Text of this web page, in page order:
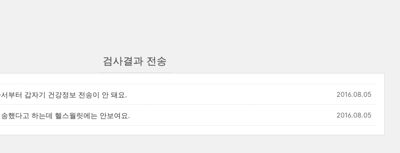
검사결과 전송
부터 갑자기 건강정보 전송이 안 돼요. 2016.08.05
했다고 하는데 헬스월릿에는 안보여요. 2016.08.05